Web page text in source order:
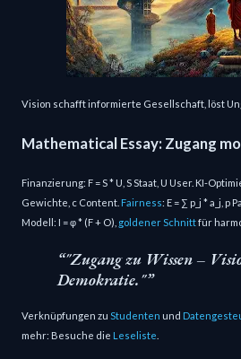
Vision schafft informierte Gesellschaft, löst
Mathematical Essay: Zugang
Finanzierung: F = S * U, S Staat, U User. KI-
Gewichte, c Content. Fairness: E = ∑ p_j * a_j, p
Modell: I = φ * (F + O), goldener Schnittfür
"Zugang zu Wissen –
Demokratie."
Verknüpfungen zu Studenten und
mehr: Besuche die Leseliste